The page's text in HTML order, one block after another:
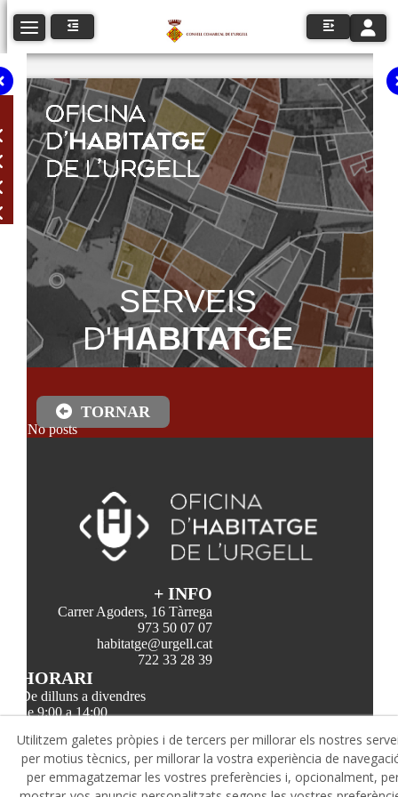
Toggle navigation Toggle
SERVEIS
D'HABITATGE
TORNAR
No posts
+ INFO
Carrer Agoders, 16 Tàrrega
973 50 07 07
habitatge@urgell.cat
722 33 28 39
HORARI
De dilluns a divendres
de 9:00 a 14:00
Utilitzem galetes pròpies i de tercers per millorar els nostres
per motius tècnics, per millorar la vostra experiència de
per emmagatzemar les vostres preferències i, opcionalment,